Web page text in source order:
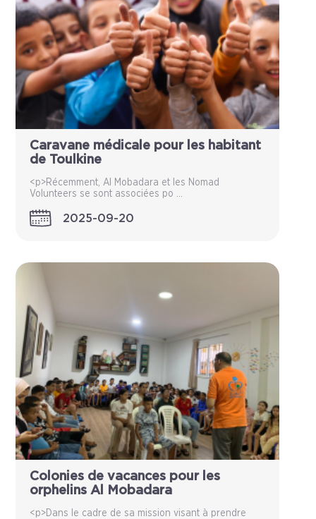
Caravane médicale pour les habitant
de Toulkine
<p>Récemment, Al Mobadara et les Nomad
Volunteers se sont associées po ...
2025-09-20
Colonies de vacances pour les
orphelins Al Mobadara
<p>Dans le cadre de sa mission visant à prendre